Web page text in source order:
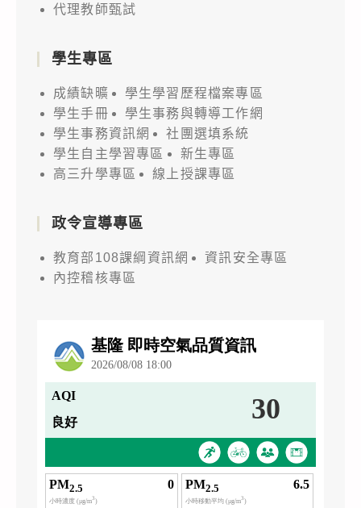
代理教師甄試
學生專區
成績缺曠
學生學習歷程檔案專區
學生手冊
學生事務與轉導工作網
學生事務資訊網
社團選填系統
學生自主學習專區
新生專區
高三升學專區
線上授課專區
政令宣導專區
教育部108課綱資訊網
資訊安全專區
內控稽核專區